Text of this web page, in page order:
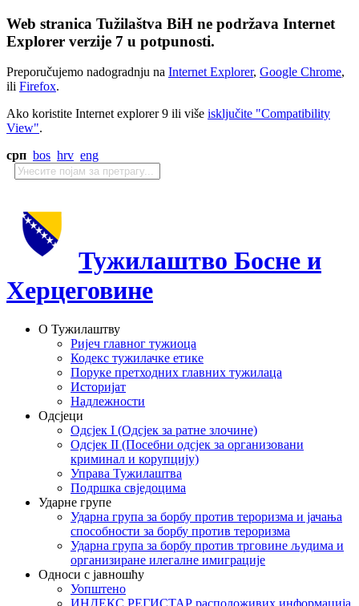
Web stranica Tužilaštva BiH ne podržava Internet
Explorer verzije 7 u potpunosti.
Preporučujemo nadogradnju na Internet Explorer, Google Chrome,
ili Firefox.
Ako koristite Internet explorer 9 ili više isključite "Compatibility
View".
срп bos hrv eng
Тужилаштво Босне и
Херцеговине
О Тужилаштву
Ријеч главног тужиоца
Кодекс тужилачке етике
Поруке претходних главних тужилаца
Историјат
Надлежности
Одсјеци
Одсјек I (Одсјек за ратне злочине)
Одсјек II (Посебни одсјек за организовани
криминал и корупцију)
Управа Тужилаштва
Подршка свједоцима
Ударне групе
Ударна група за борбу против тероризма и јачања
способности за борбу против тероризма
Ударна група за борбу против трговине људима и
организиране илегалне имиграције
Односи с јавношћу
Уопштено